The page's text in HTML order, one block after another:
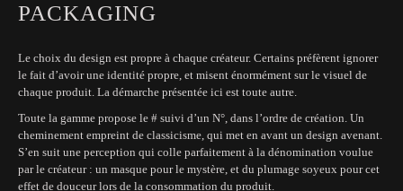
PACKAGING
Le choix du design est propre à chaque créateur. Certains préfèrent ignorer
le fait d’avoir une identité propre, et misent énormément sur le visuel de
chaque produit. La démarche présentée ici est toute autre.
Toute la gamme propose le # suivi d’un N°, dans l’ordre de création. Un
cheminement empreint de classicisme, qui met en avant un design avenant.
S’en suit une perception qui colle parfaitement à la dénomination voulue
par le créateur : un masque pour le mystère, et du plumage soyeux pour cet
effet de douceur lors de la consommation du produit.